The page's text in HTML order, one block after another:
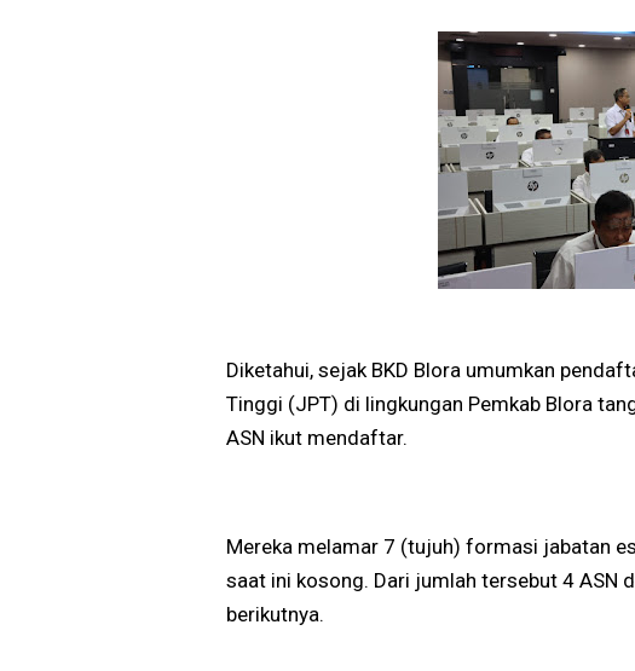
Diketahui, sejak BKD Blora umumkan
Tinggi (JPT) di lingkungan Pemkab Blora
ASN ikut mendaftar.
Mereka melamar 7 (tujuh) formasi jabatan
saat ini kosong. Dari jumlah tersebut 4 ASN
berikutnya.